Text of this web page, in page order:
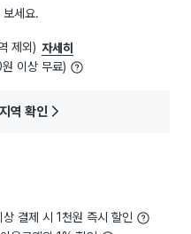
보세요.
제외) 자세히
이상 무료)
역 확인
결제 시 1천원 즉시 할인